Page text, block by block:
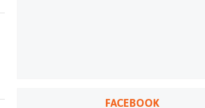
FACEBOOK